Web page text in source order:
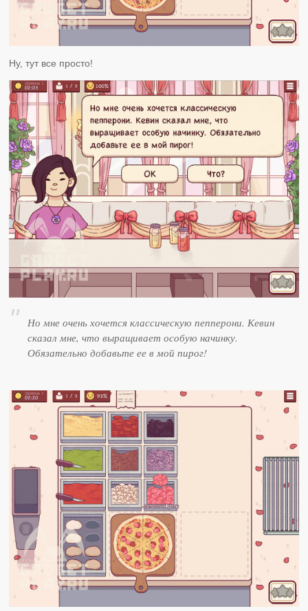
Ну, тут все просто!
Но мне очень хочется классическую пепперони. Кевин
сказал мне, что выращивает особую начинку.
Обязательно добавьте ее в мой пирог!